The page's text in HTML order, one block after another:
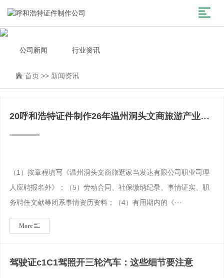
公司新闻 行业资讯
首页 >> 新闻资讯
20呼和浩特证件制作26年温州洞头文商旅游产业发
展有限公司公
（1）按章程填写《温州洞头文商旅逛家当发达有限公司职业司理
人应聘报名外》；（5）劳动合同、社保缴纳纪录、事情证实、职
务聘任文献等闭系事情资历资料；（4）有用期内的《···
More
驾驶证c1C1驾照开三轮汽车：这些细节要注意